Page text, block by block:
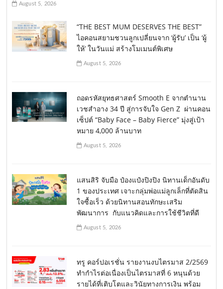
August 5, 2026
“THE BEST MUM DESERVES THE BEST”
ไอคอนสยามชวนลูกเปลี่ยนจาก ‘ผู้รับ’ เป็น ‘ผู้
ให้’ ในวันแม่ สร้างโมเมนต์พิเศษ
August 5, 2026
ถอดรหัสยุทธศาสตร์ Smooth E จากตำนาน
เวชสำอาง 34 ปี สู่การจับใจ Gen Z ผ่านคอน
เซ็ปต์ “Baby Face – Baby Fierce” มุ่งสู่เป้า
หมาย 4,000 ล้านบาท
August 5, 2026
แสนสิริ จับมือ ป๋องแป๋งปิงปิง นิทานเด็กอันดับ
1 ของประเทศ เจาะกลุ่มพ่อแม่ลูกเล็กที่ตัดสิน
ใจซื้อเร็ว ด้วยนิทานสอนทักษะเสริม
พัฒนาการ กับแนวคิดและการใช้ชีวิตที่ดี
August 5, 2026
ทรู คอร์ปอเรชั่น รายงานงบไตรมาส 2/2569
ทำกำไรต่อเนื่องเป็นไตรมาสที่ 6 หนุนด้วย
รายได้ที่เติบโตและวินัยทางการเงิน พร้อม